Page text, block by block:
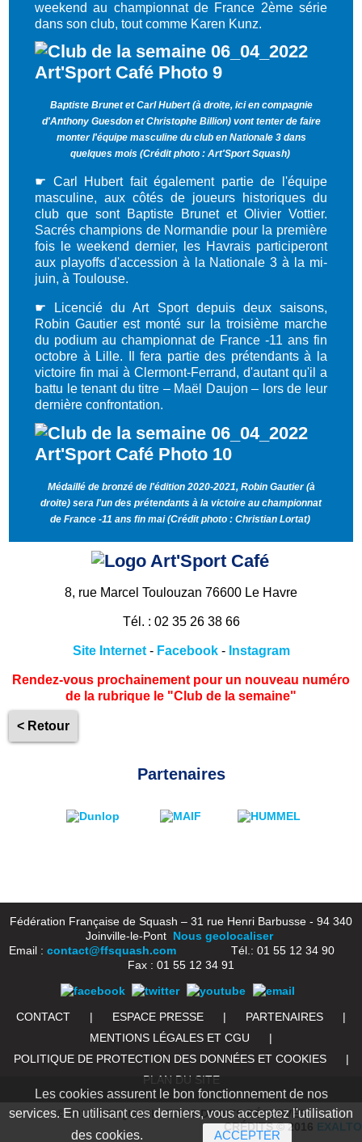
weekend au championnat de France 2ème série
dans son club, tout comme Karen Kunz.
Baptiste Brunet et Carl Hubert (à droite, ici en compagnie
d'Anthony Guesdon et Christophe Billion) vont tenter de faire
monter l'équipe masculine du club en Nationale 3 dans
quelques mois (Crédit photo : Art'Sport Squash)
☛ Carl Hubert fait également partie de l'équipe
masculine, aux côtés de joueurs historiques du
club que sont Baptiste Brunet et Olivier Vottier.
Sacrés champions de Normandie pour la première
fois le weekend dernier, les Havrais participeront
aux playoffs d'accession à la Nationale 3 à la mi-
juin, à Toulouse.
☛
Licencié du Art Sport depuis deux saisons,
Robin Gautier est monté sur la troisième marche
du podium au championnat de France -11 ans fin
octobre à Lille. Il fera partie des prétendants à la
victoire fin mai à Clermont-Ferrand, d'autant qu'il a
battu le tenant du titre – Maël Daujon – lors de leur
dernière confrontation.
Médaillé de bronzé de l'édition 2020-2021, Robin Gautier (à
droite) sera l'un des prétendants à la victoire au championnat
de France -11 ans fin mai (Crédit photo : Christian Lortat)
8, rue Marcel Toulouzan 76600 Le Havre
Tél. : 02 35 26 38 66
Site Internet- Facebook- Instagram
Rendez-vous prochainement pour un nouveau numéro
de la rubrique le "Club de la semaine"
< Retour
Partenaires
Fédération Française de Squash – 31 rue Henri Barbusse - 94 340
Joinville-le-Pont Nous geolocaliser
Email : contact@ffsquash.comTél.: 01 55 12 34 90
Fax : 01 55 12 34 91
CONTACT | ESPACE PRESSE | PARTENAIRES
|
MENTIONS LÉGALES ET CGU
|
POLITIQUE DE PROTECTION DES DONNÉES ET COOKIES
|
PLAN DU SITE
© 2016 FFSQUASH. TOUS DROITS RÉSERVÉS
CRÉDITS © 2016 EXALTO
Les cookies assurent le bon fonctionnement de nos
services. En utilisant ces derniers, vous acceptez l'utilisation
des cookies.
ACCEPTER